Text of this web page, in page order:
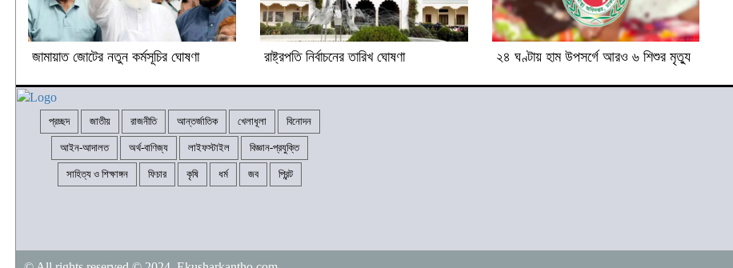
জামায়াত জোটের নতুন কর্মসূচির ঘোষণা রাষ্ট্রপতি নির্বাচনের তারিখ ঘোষণা ২৪ ঘণ্টায় হাম উপসর্গে আরও ৬ শিশুর মৃত্যু
প্রচ্ছদ জাতীয় রাজনীতি আন্তর্জাতিক খেলাধূলা বিনোদন
আইন-আদালত অর্থ-বাণিজ্য লাইফস্টাইল বিজ্ঞান-প্রযুক্তি
সাহিত্য ও শিক্ষাঙ্গন ফিচার কৃষি ধর্ম জব প্রিন্ট